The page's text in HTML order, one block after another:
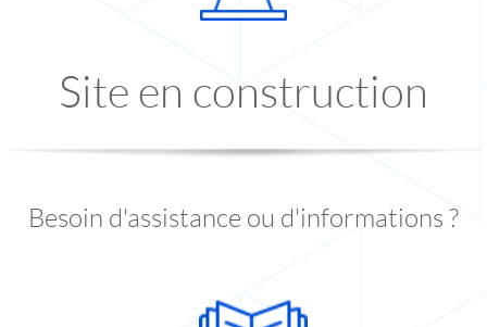
Site en construction
Besoin d'assistance ou d'informations ?